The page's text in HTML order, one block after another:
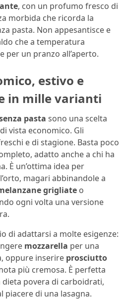
, con un profumo fresco di
morbida che ricorda la
pasta. Non appesantisce e
che a temperatura
per un pranzo all’aperto.
estivo e
in mille varianti
pasta sono una scelta
vista economico. Gli
e di stagione. Basta poco
adatto anche a chi ha
È un’ottima idea per
magari abbinandole a
grigliate o
ogni volta una versione
di adattarsi a molte esigenze:
mozzarella per una
oppure inserire prosciutto
più cremosa. È perfetta
povera di carboidrati,
piacere di una lasagna.